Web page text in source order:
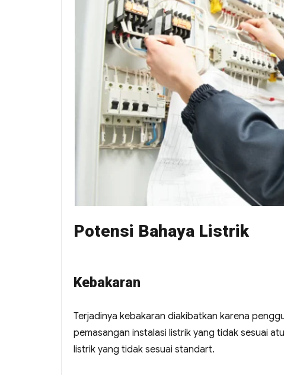
Potensi Bahaya Listrik
Kebakaran
Terjadinya kebakaran diakibatkan karena
pemasangan instalasi listrik yang tidak sesuai
listrik yang tidak sesuai standart.